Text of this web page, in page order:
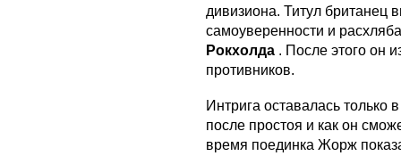
дивизиона. Титул британец
самоуверенности и
Рокхолда . После этого он
противников.
Интрига оставалась только
после простоя и как он
время поединка Жорж